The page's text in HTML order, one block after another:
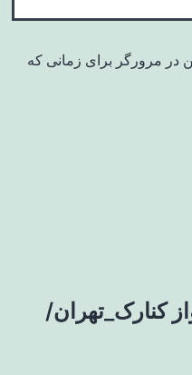
در مرورگر برای زمانی که
کنارک_تهران/